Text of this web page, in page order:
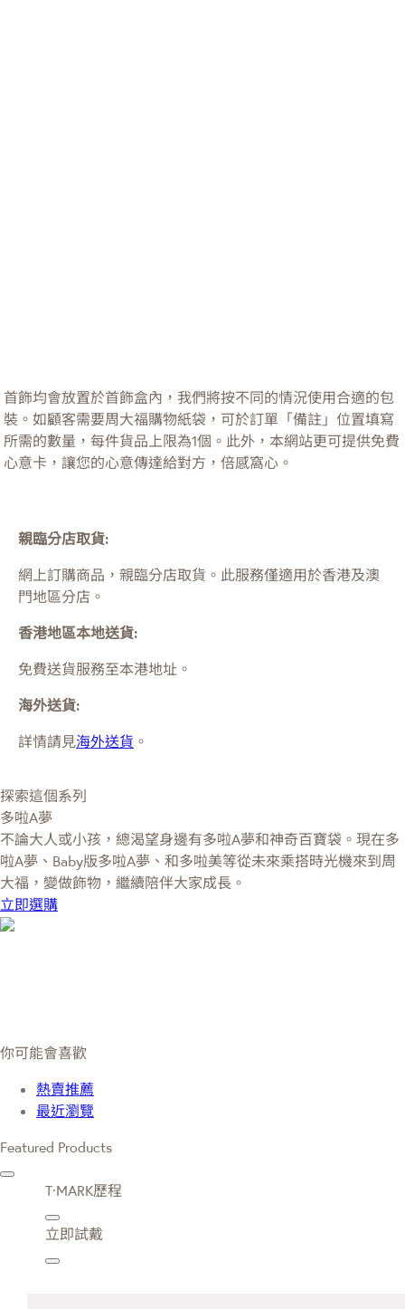
首飾均會放置於首飾盒內，我們將按不同的情況使用合適的包
裝。如顧客需要周大福購物紙袋，可於訂單「備註」位置填寫
所需的數量，每件貨品上限為1個。此外，本網站更可提供免費
心意卡，讓您的心意傳達給對方，倍感窩心。
親臨分店取貨:
網上訂購商品，親臨分店取貨。此服務僅適用於香港及澳
門地區分店。
香港地區本地送貨:
免費送貨服務至本港地址。
海外送貨:
詳情請見海外送貨 。
探索這個系列
多啦A夢
不論大人或小孩，總渴望身邊有多啦A夢和神奇百寶袋。現在多
啦A夢、Baby版多啦A夢、和多啦美等從未來乘搭時光機來到周
大福，變做飾物，繼續陪伴大家成長。
立即選購
你可能會喜歡
熱賣推薦
最近瀏覽
Featured Products
T·MARK歷程
立即試戴